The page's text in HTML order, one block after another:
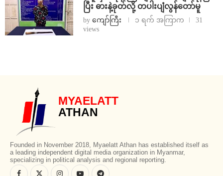
ပြီး ဓားနဲ့ခုတ်လို့ တပါးပျံလွန်တော်မူ
by ကျော်ကြီး ၁ ရက် အကြာက
31
views
MYAELATT
ATHAN
Founded in November 2018, Myaelatt Athan has established itself as
a leading independent digital media organization in Myanmar,
specializing in political analysis and regional reporting.